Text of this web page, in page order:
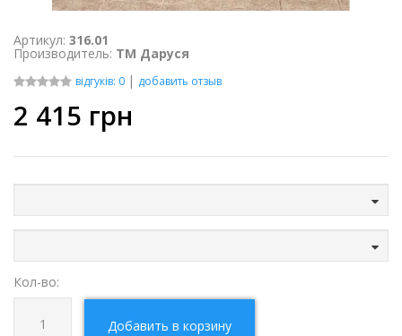
Артикул: 316.01
Производитель: ТМ Даруся
відгуків: 0 | добавить отзыв
2 415 грн
Кол-во:
Добавить в корзину